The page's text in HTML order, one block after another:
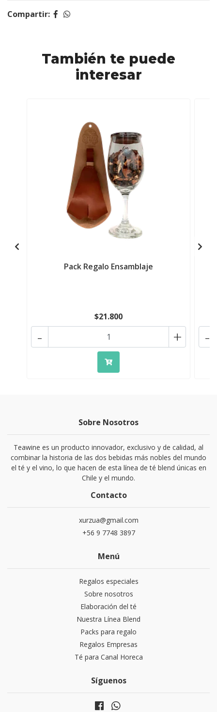
Compartir:
También te puede
interesar
Pack Regalo Ensamblaje
$21.800
+
- -
Sobre Nosotros
Teawine es un producto innovador, exclusivo y de calidad, al
combinar la historia de las dos bebidas más nobles del mundo
el té y el vino, lo que hacen de esta línea de té blend únicas en
Chile y el mundo.
Contacto
xurzua@gmail.com
+56 9 7748 3897
Menú
Regalos especiales
Sobre nosotros
Elaboración del té
Nuestra Línea Blend
Packs para regalo
Regalos Empresas
Té para Canal Horeca
Síguenos